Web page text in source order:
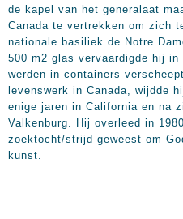
de kapel van het generalaat
Canada te vertrekken om zich
nationale basiliek de Notre
500 m2 glas vervaardigde hij
werden in containers
levenswerk in Canada, wijdde
enige jaren in California en na
Valkenburg. Hij overleed in
zoektocht/strijd geweest om
kunst.